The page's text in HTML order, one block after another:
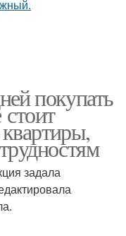
покупать
задала